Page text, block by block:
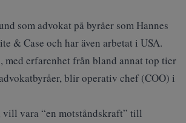
som advokat på byråer som Hannes
& Case och har även arbetat i USA.
med erfarenhet från bland annat top tier
blir operativ chef (COO) i
vill vara “en motståndskraft” till